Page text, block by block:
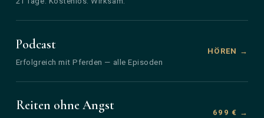
Podcast
Erfolgreich mit Pferden — alle Episoden
HÖREN →
Reiten ohne Angst 699 € →